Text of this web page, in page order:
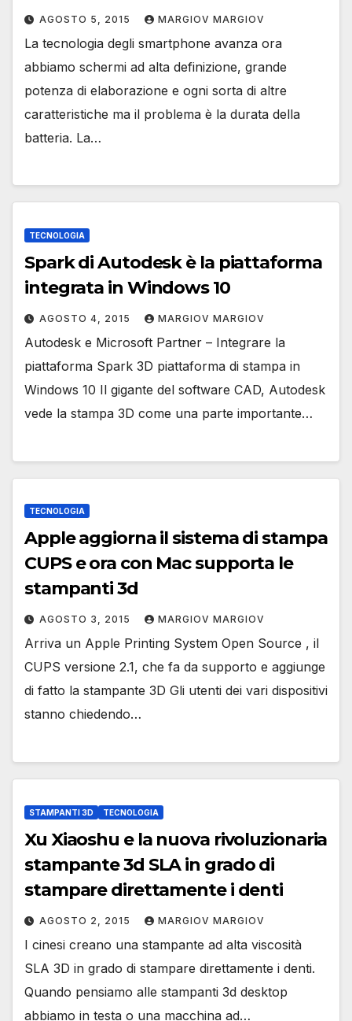
AGOSTO 5, 2015 MARGIOV MARGIOV
La tecnologia degli smartphone avanza ora
abbiamo schermi ad alta definizione, grande
potenza di elaborazione e ogni sorta di altre
caratteristiche ma il problema è la durata della
batteria. La…
TECNOLOGIA
Spark di Autodesk è la piattaforma
integrata in Windows 10
AGOSTO 4, 2015 MARGIOV MARGIOV
Autodesk e Microsoft Partner – Integrare la
piattaforma Spark 3D piattaforma di stampa in
Windows 10 Il gigante del software CAD, Autodesk
vede la stampa 3D come una parte importante…
TECNOLOGIA
Apple aggiorna il sistema di stampa
CUPS e ora con Mac supporta le
stampanti 3d
AGOSTO 3, 2015 MARGIOV MARGIOV
Arriva un Apple Printing System Open Source , il
CUPS versione 2.1, che fa da supporto e aggiunge
di fatto la stampante 3D Gli utenti dei vari dispositivi
stanno chiedendo…
STAMPANTI 3D TECNOLOGIA
Xu Xiaoshu e la nuova rivoluzionaria
stampante 3d SLA in grado di
stampare direttamente i denti
AGOSTO 2, 2015 MARGIOV MARGIOV
I cinesi creano una stampante ad alta viscosità
SLA 3D in grado di stampare direttamente i denti.
Quando pensiamo alle stampanti 3d desktop
abbiamo in testa o una macchina ad…